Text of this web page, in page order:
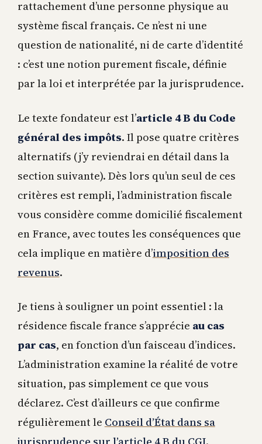
rattachement d’une personne physique au
système fiscal français. Ce n’est ni une
question de nationalité, ni de carte d’identité
: c’est une notion purement fiscale, définie
par la loi et interprétée par la jurisprudence.
Le texte fondateur est l’article 4 B du Code
général des impôts. Il pose quatre critères
alternatifs (j’y reviendrai en détail dans la
section suivante). Dès lors qu’un seul de ces
critères est rempli, l’administration fiscale
vous considère comme domicilié fiscalement
en France, avec toutes les conséquences que
cela implique en matière d’imposition des
revenus.
Je tiens à souligner un point essentiel : la
résidence fiscale france s’apprécie au cas
par cas, en fonction d’un faisceau d’indices.
L’administration examine la réalité de votre
situation, pas simplement ce que vous
déclarez. C’est d’ailleurs ce que confirme
régulièrement le Conseil d’État dans sa